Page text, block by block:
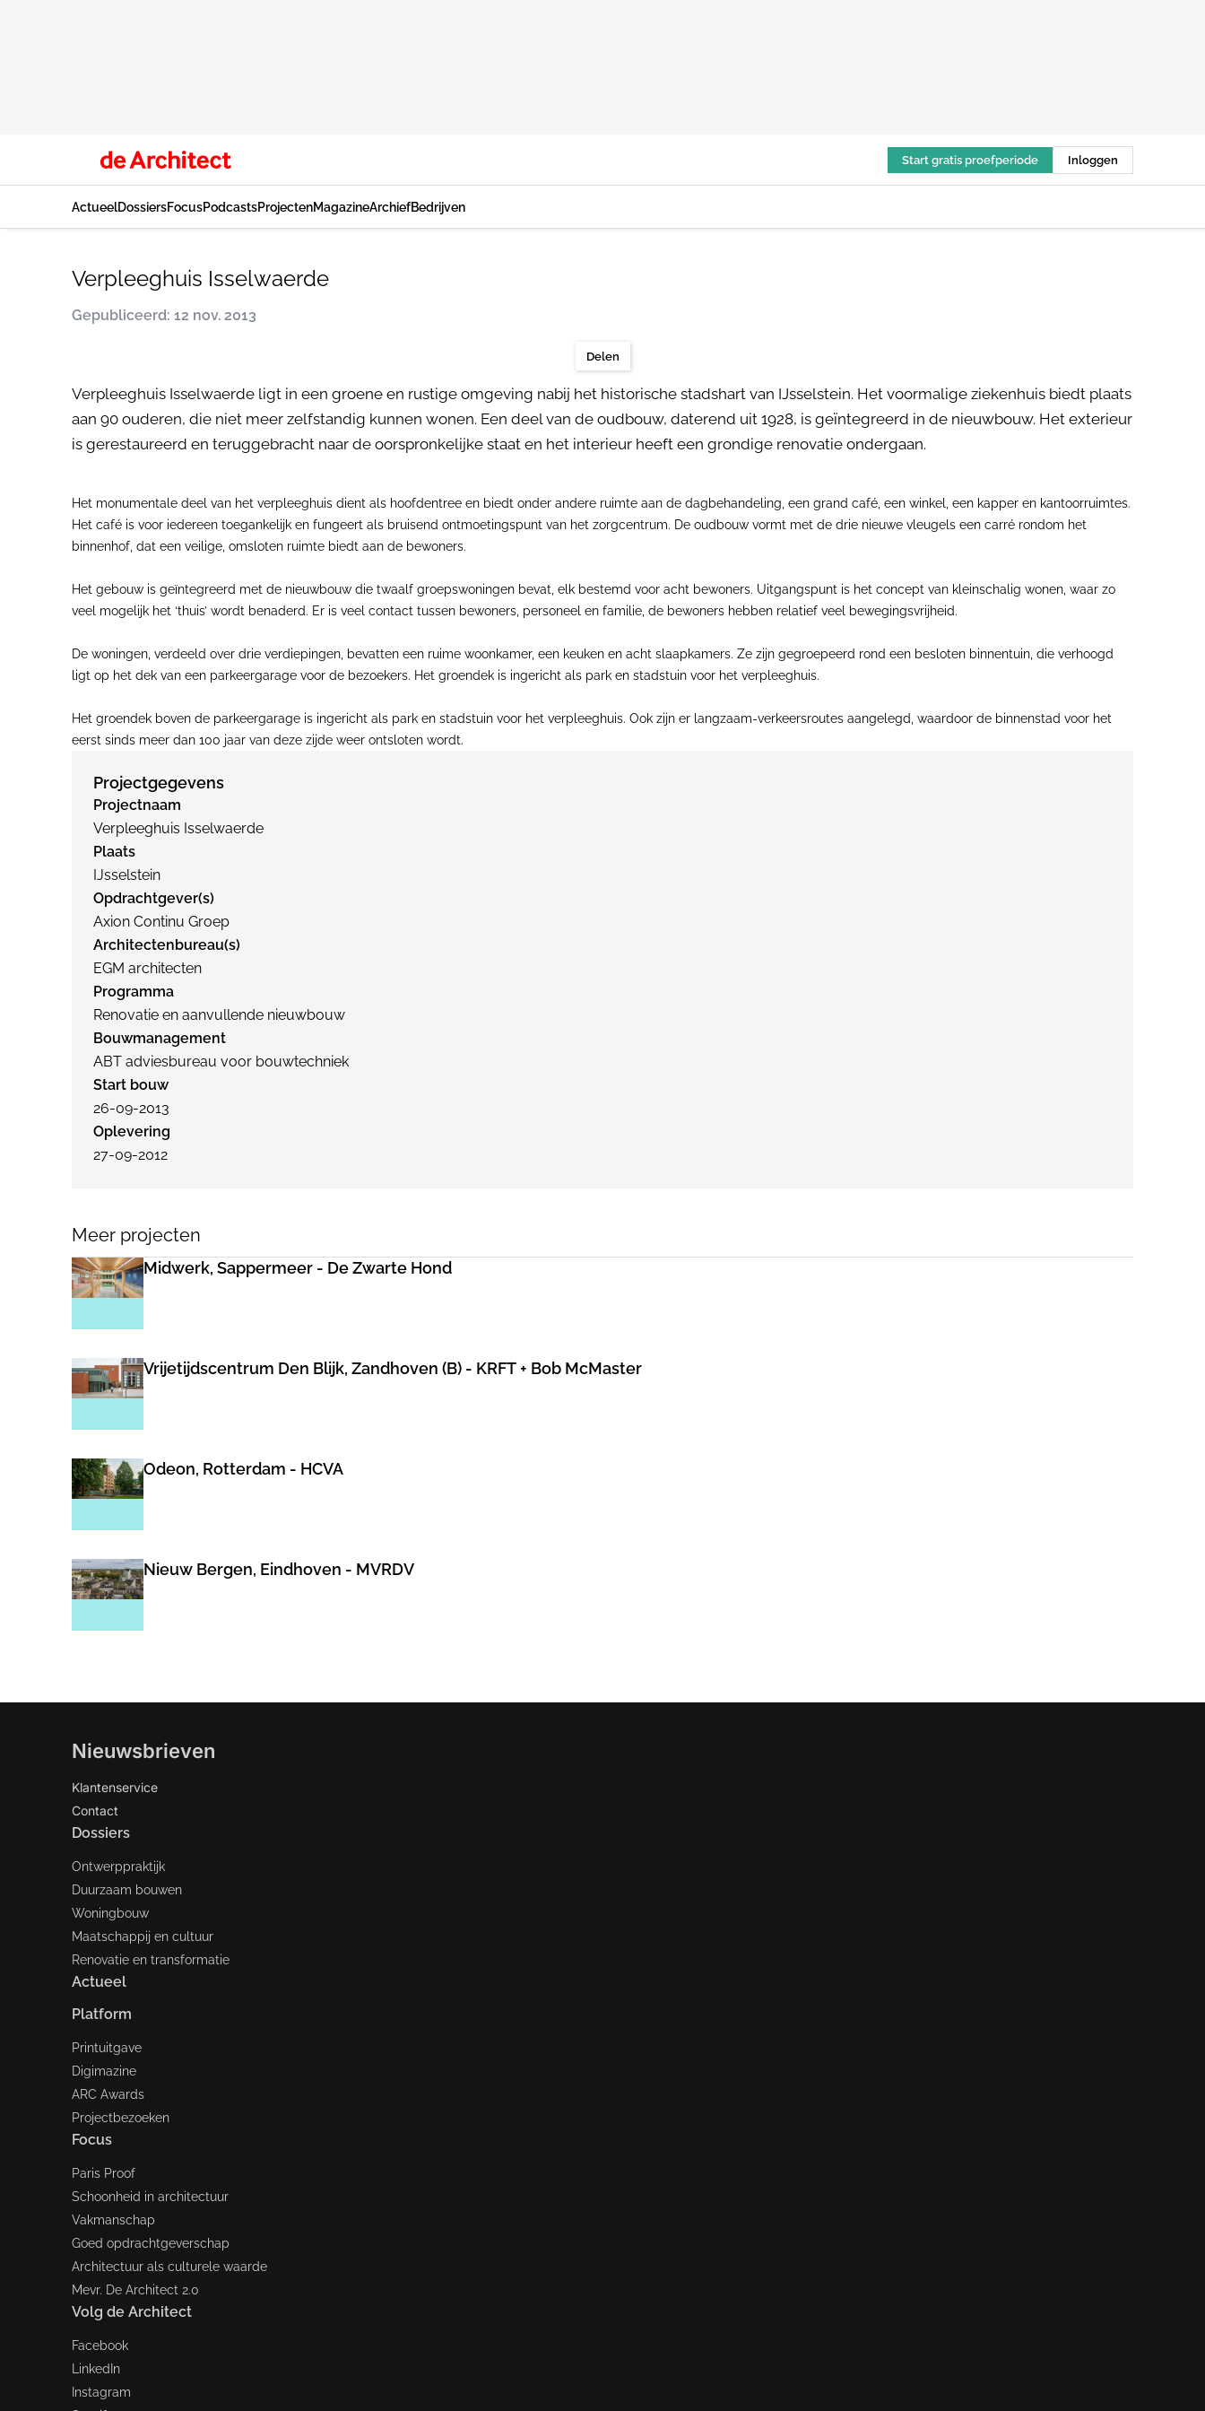
Start gratis proefperiode Inloggen
ActueelDossiersFocusPodcastsProjectenMagazineArchiefBedrijven
Verpleeghuis Isselwaerde
Gepubliceerd: 12 nov. 2013
Delen
Verpleeghuis Isselwaerde ligt in een groene en rustige omgeving nabij het historische stadshart van IJsselstein. Het voormalige ziekenhuis biedt plaats
aan 90 ouderen, die niet meer zelfstandig kunnen wonen. Een deel van de oudbouw, daterend uit 1928, is geïntegreerd in de nieuwbouw. Het exterieur
is gerestaureerd en teruggebracht naar de oorspronkelijke staat en het interieur heeft een grondige renovatie ondergaan.
Het monumentale deel van het verpleeghuis dient als hoofdentree en biedt onder andere ruimte aan de dagbehandeling, een grand café, een winkel, een kapper en kantoorruimtes.
Het café is voor iedereen toegankelijk en fungeert als bruisend ontmoetingspunt van het zorgcentrum. De oudbouw vormt met de drie nieuwe vleugels een carré rondom het
binnenhof, dat een veilige, omsloten ruimte biedt aan de bewoners.
Het gebouw is geïntegreerd met de nieuwbouw die twaalf groepswoningen bevat, elk bestemd voor acht bewoners. Uitgangspunt is het concept van kleinschalig wonen, waar zo
veel mogelijk het ‘thuis’ wordt benaderd. Er is veel contact tussen bewoners, personeel en familie, de bewoners hebben relatief veel bewegingsvrijheid.
De woningen, verdeeld over drie verdiepingen, bevatten een ruime woonkamer, een keuken en acht slaapkamers. Ze zijn gegroepeerd rond een besloten binnentuin, die verhoogd
ligt op het dek van een parkeergarage voor de bezoekers. Het groendek is ingericht als park en stadstuin voor het verpleeghuis.
Het groendek boven de parkeergarage is ingericht als park en stadstuin voor het verpleeghuis. Ook zijn er langzaam-verkeersroutes aangelegd, waardoor de binnenstad voor het
eerst sinds meer dan 100 jaar van deze zijde weer ontsloten wordt.
Projectgegevens
Projectnaam
Verpleeghuis Isselwaerde
Plaats
IJsselstein
Opdrachtgever(s)
Axion Continu Groep
Architectenbureau(s)
EGM architecten
Programma
Renovatie en aanvullende nieuwbouw
Bouwmanagement
ABT adviesbureau voor bouwtechniek
Start bouw
26-09-2013
Oplevering
27-09-2012
Meer projecten
Midwerk, Sappermeer - De Zwarte Hond
Vrijetijdscentrum Den Blijk, Zandhoven (B) - KRFT + Bob McMaster
Odeon, Rotterdam - HCVA
Nieuw Bergen, Eindhoven - MVRDV
Nieuwsbrieven
Klantenservice
Contact
Dossiers
Ontwerppraktijk
Duurzaam bouwen
Woningbouw
Maatschappij en cultuur
Renovatie en transformatie
Actueel
Platform
Printuitgave
Digimazine
ARC Awards
Projectbezoeken
Focus
Paris Proof
Schoonheid in architectuur
Vakmanschap
Goed opdrachtgeverschap
Architectuur als culturele waarde
Mevr. De Architect 2.0
Volg de Architect
Facebook
LinkedIn
Instagram